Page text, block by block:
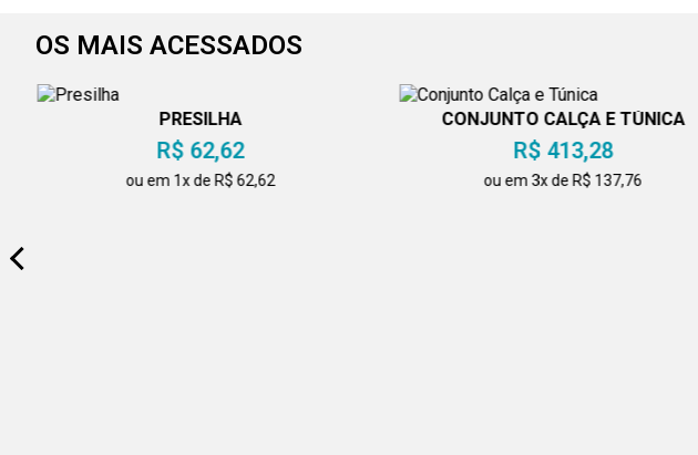
OS MAIS ACESSADOS
PRESILHA
R$ 62,62
ou em 1x de R$ 62,62
CONJUNTO CALÇA E TÚNICA
R$ 413,28
ou em 3x de R$ 137,76